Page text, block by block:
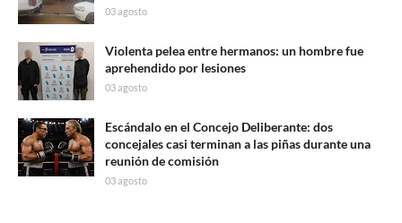
03 agosto
Violenta pelea entre hermanos: un hombre fue
aprehendido por lesiones
03 agosto
Escándalo en el Concejo Deliberante: dos
concejales casi terminan a las piñas durante una
reunión de comisión
03 agosto